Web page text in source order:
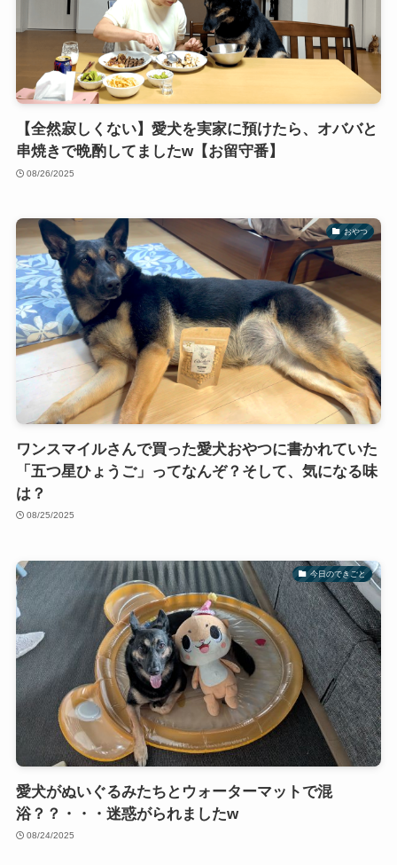
【全然寂しくない】愛犬を実家に預けたら、オババと
串焼きで晩酌してましたw【お留守番】
08/26/2025
おやつ
ワンスマイルさんで買った愛犬おやつに書かれていた
「五つ星ひょうご」ってなんぞ？そして、気になる味
は？
08/25/2025
今日のできごと
愛犬がぬいぐるみたちとウォーターマットで混
浴？？・・・迷惑がられましたw
08/24/2025